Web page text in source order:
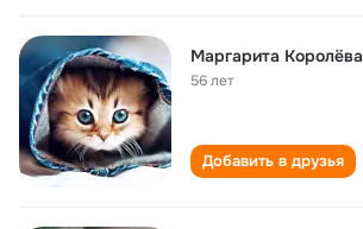
Маргарита Королёва
56 лет
Добавить в друзья